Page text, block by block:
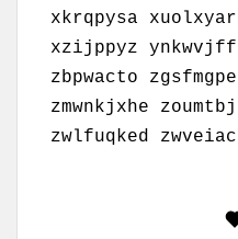
xkrqpysa
xzijppyz ynkwvjff
zbpwacto
zmwnkjxhe
zwlfuqked